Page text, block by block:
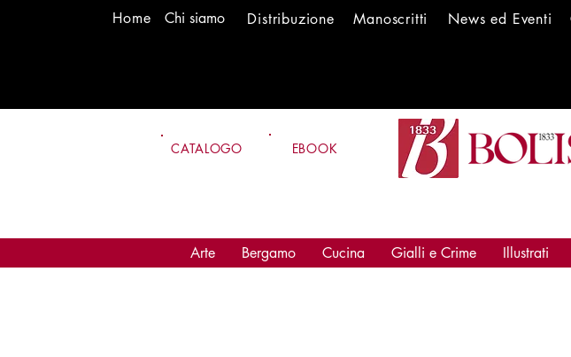
Home Chi siamo Distribuzione Manoscritti News ed Eventi
CATALOGO EBOOK
Arte Bergamo Cucina Gialli e Crime Illustrati